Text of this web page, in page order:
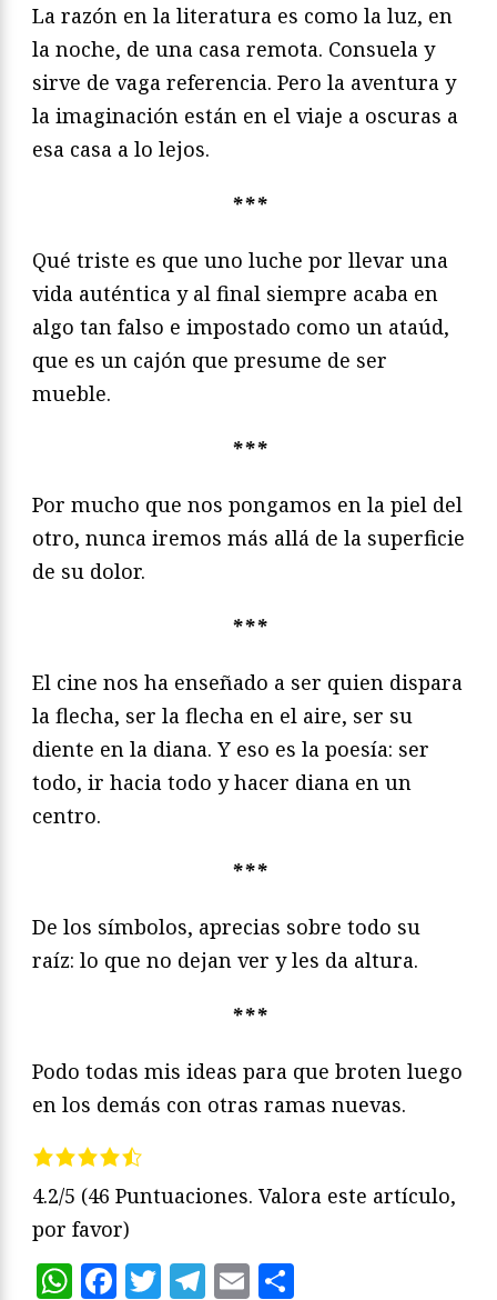
La razón en la literatura es como la luz, en
la noche, de una casa remota. Consuela y
sirve de vaga referencia. Pero la aventura y
la imaginación están en el viaje a oscuras a
esa casa a lo lejos.
***
Qué triste es que uno luche por llevar una
vida auténtica y al final siempre acaba en
algo tan falso e impostado como un ataúd,
que es un cajón que presume de ser
mueble.
***
Por mucho que nos pongamos en la piel del
otro, nunca iremos más allá de la superficie
de su dolor.
***
El cine nos ha enseñado a ser quien dispara
la flecha, ser la flecha en el aire, ser su
diente en la diana. Y eso es la poesía: ser
todo, ir hacia todo y hacer diana en un
centro.
***
De los símbolos, aprecias sobre todo su
raíz: lo que no dejan ver y les da altura.
***
Podo todas mis ideas para que broten luego
en los demás con otras ramas nuevas.
4.2/5 (46 Puntuaciones. Valora este artículo,
por favor)
WhatsApp
Facebook
Twitter
Telegram
Email